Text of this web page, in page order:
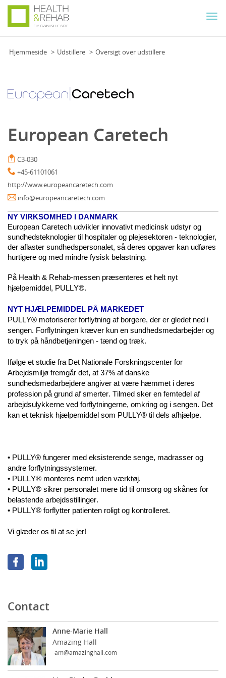
Hjemmeside Udstillere Oversigt over udstillere
European Caretech
C3-030
+45-61101061
http://www.europeancaretech.com
info@europeancaretech.com
NY VIRKSOMHED I DANMARK
European Caretech udvikler innovativt medicinsk udstyr og
sundhedsteknologier til hospitaler og plejesektoren - teknologier,
der aflaster sundhedspersonalet, så deres opgaver kan udføres
hurtigere og med mindre fysisk belastning.
På Health & Rehab-messen præsenteres et helt nyt
hjælpemiddel, PULLY®.
NYT HJÆLPEMIDDEL PÅ MARKEDET
PULLY® motoriserer forflytning af borgere, der er gledet ned i
sengen. Forflytningen kræver kun en sundhedsmedarbejder og
to tryk på håndbetjeningen - tænd og træk.
Ifølge et studie fra Det Nationale Forskningscenter for
Arbejdsmiljø fremgår det, at 37% af danske
sundhedsmedarbejdere angiver at være hæmmet i deres
profession på grund af smerter. Tilmed sker en femtedel af
arbejdsulykkerne ved forflytningerne, omkring og i sengen. Det
kan et teknisk hjælpemiddel som PULLY® til dels afhjælpe.
• PULLY® fungerer med eksisterende senge, madrasser og
andre forflytningssystemer.
• PULLY® monteres nemt uden værktøj.
• PULLY® sikrer personalet mere tid til omsorg og skånes for
belastende arbejdsstillinger.
• PULLY® forflytter patienten roligt og kontrolleret.
Vi glæder os til at se jer!
Contact
Anne-Marie Hall
Amazing Hall
am@amazinghall.com